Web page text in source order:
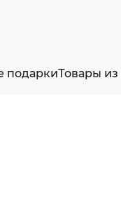
подаркиТовары из